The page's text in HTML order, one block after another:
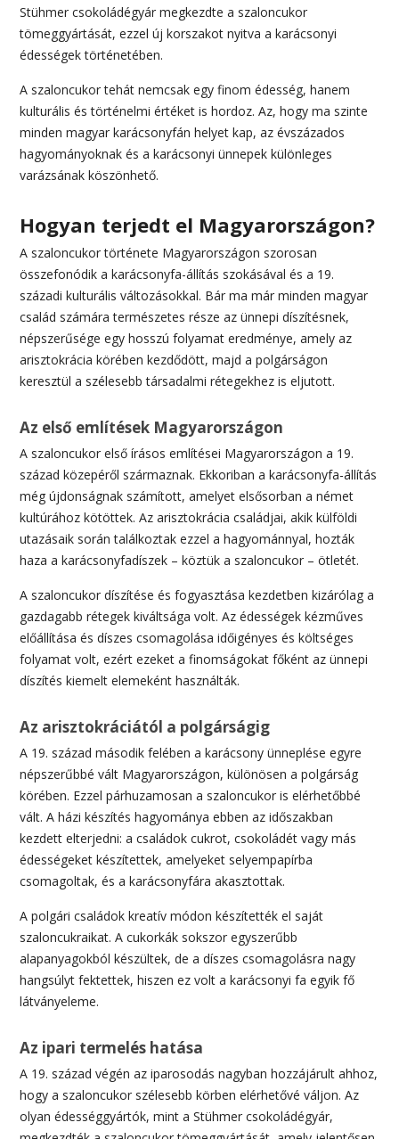
Stühmer csokoládégyár megkezdte a szaloncukor
tömeggyártását, ezzel új korszakot nyitva a karácsonyi
édességek történetében.
A szaloncukor tehát nemcsak egy finom édesség, hanem
kulturális és történelmi értéket is hordoz. Az, hogy ma szinte
minden magyar karácsonyfán helyet kap, az évszázados
hagyományoknak és a karácsonyi ünnepek különleges
varázsának köszönhető.
Hogyan terjedt el Magyarországon?
A szaloncukor története Magyarországon szorosan
összefonódik a karácsonyfa-állítás szokásával és a 19.
századi kulturális változásokkal. Bár ma már minden magyar
család számára természetes része az ünnepi díszítésnek,
népszerűsége egy hosszú folyamat eredménye, amely az
arisztokrácia körében kezdődött, majd a polgárságon
keresztül a szélesebb társadalmi rétegekhez is eljutott.
Az első említések Magyarországon
A szaloncukor első írásos említései Magyarországon a 19.
század közepéről származnak. Ekkoriban a karácsonyfa-állítás
még újdonságnak számított, amelyet elsősorban a német
kultúrához kötöttek. Az arisztokrácia családjai, akik külföldi
utazásaik során találkoztak ezzel a hagyománnyal, hozták
haza a karácsonyfadíszek – köztük a szaloncukor – ötletét.
A szaloncukor díszítése és fogyasztása kezdetben kizárólag a
gazdagabb rétegek kiváltsága volt. Az édességek kézműves
előállítása és díszes csomagolása időigényes és költséges
folyamat volt, ezért ezeket a finomságokat főként az ünnepi
díszítés kiemelt elemeként használták.
Az arisztokráciától a polgárságig
A 19. század második felében a karácsony ünneplése egyre
népszerűbbé vált Magyarországon, különösen a polgárság
körében. Ezzel párhuzamosan a szaloncukor is elérhetőbbé
vált. A házi készítés hagyománya ebben az időszakban
kezdett elterjedni: a családok cukrot, csokoládét vagy más
édességeket készítettek, amelyeket selyempapírba
csomagoltak, és a karácsonyfára akasztottak.
A polgári családok kreatív módon készítették el saját
szaloncukraikat. A cukorkák sokszor egyszerűbb
alapanyagokból készültek, de a díszes csomagolásra nagy
hangsúlyt fektettek, hiszen ez volt a karácsonyi fa egyik fő
látványeleme.
Az ipari termelés hatása
A 19. század végén az iparosodás nagyban hozzájárult ahhoz,
hogy a szaloncukor szélesebb körben elérhetővé váljon. Az
olyan édességgyártók, mint a Stühmer csokoládégyár,